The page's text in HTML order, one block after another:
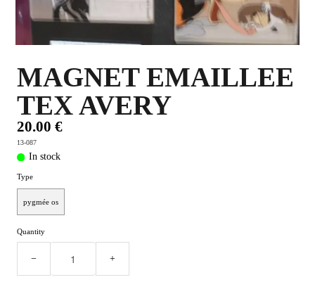
IDEES CADEAUX ET PLUS
MAGNET EMAILLEE
TEX AVERY
20.00 €
13-087
In stock
Type
pygmée os
Quantity
− +